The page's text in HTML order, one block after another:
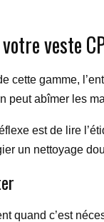
veste
cette gamme,
peut abîmer les
est de lire
un nettoyage
quand c’est